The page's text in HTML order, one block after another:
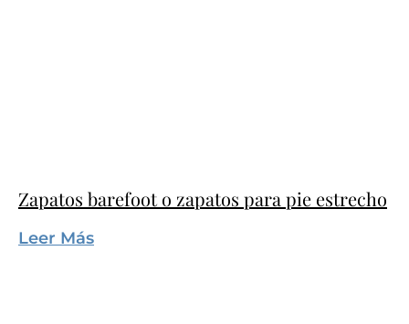
Zapatos barefoot o zapatos para pie estrecho
Leer Más